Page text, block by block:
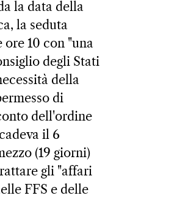
la data della
la seduta
10 con "una
degli Stati
della
di
dell'ordine
il 6
(19 giorni)
gli "affari
FFS e delle